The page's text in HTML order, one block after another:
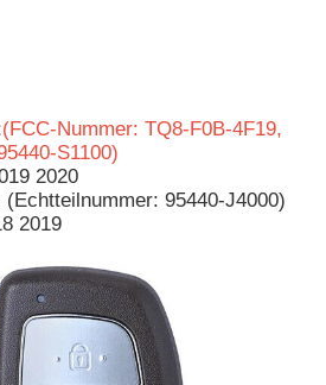
(FCC-Nummer: TQ8-F0B-4F19,
S1100)
2020
(Echtteilnummer: 95440-J4000)
2019